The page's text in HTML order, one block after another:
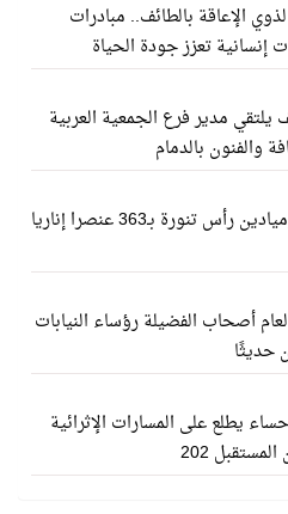
الإعاقة بالطائف.. مبادرات
إنسانية تعزز جودة الحياة
مدير فرع الجمعية العربية
والفنون بالدمام
إنارة شوارع وميادين رأس تنورة بـ363 عنصرا إناريا
أصحاب الفضيلة رؤساء النيابات
حديثًا
يطلع على المسارات الإثرائية
202